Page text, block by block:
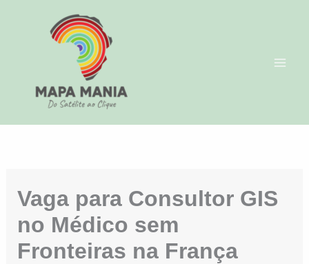
Vaga para Consultor GIS
no Médico sem
Fronteiras na França